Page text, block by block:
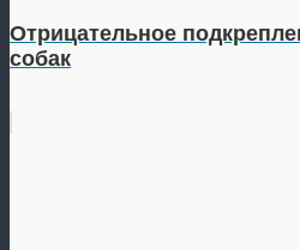
Отрицательное
собак